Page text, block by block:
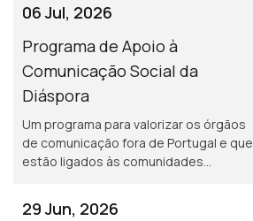
06 Jul, 2026
Programa de Apoio à
Comunicação Social da
Diáspora
Um programa para valorizar os órgãos
de comunicação fora de Portugal e que
estão ligados às comunidades
29 Jun, 2026